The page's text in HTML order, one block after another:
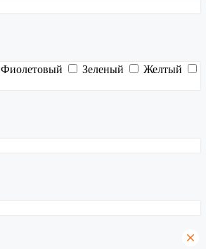
Фиолетовый Зеленый
Желтый